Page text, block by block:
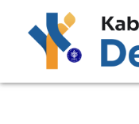
Forum Wacana
Just another Complete Elementor Demos - Phlox WordPress Theme site